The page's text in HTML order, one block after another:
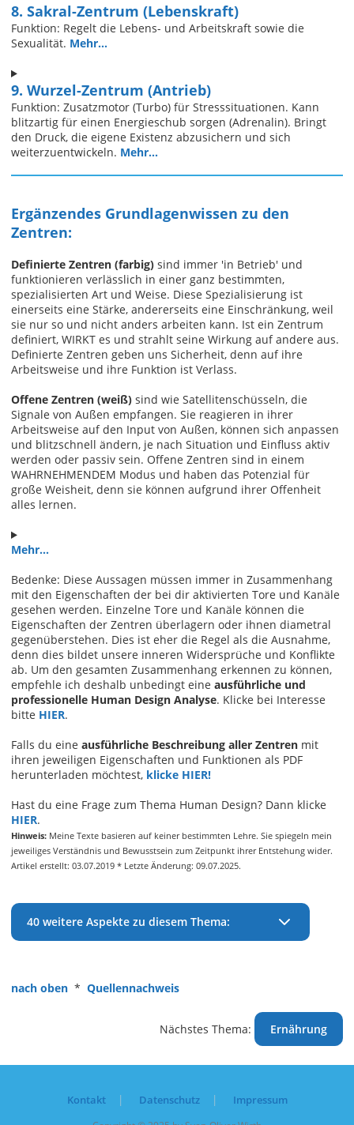
8. Sakral-Zentrum (Lebenskraft)
Funktion: Regelt die Lebens- und Arbeitskraft sowie die
Sexualität. Mehr...
9. Wurzel-Zentrum (Antrieb)
Funktion: Zusatzmotor (Turbo) für Stresssituationen. Kann
blitzartig für einen Energieschub sorgen (Adrenalin). Bringt
den Druck, die eigene Existenz abzusichern und sich
weiterzuentwickeln. Mehr...
Ergänzendes Grundlagenwissen zu den
Zentren:
Definierte Zentren (farbig) sind immer 'in Betrieb' und
funktionieren verlässlich in einer ganz bestimmten,
spezialisierten Art und Weise. Diese Spezialisierung ist
einerseits eine Stärke, andererseits eine Einschränkung, weil
sie nur so und nicht anders arbeiten kann. Ist ein Zentrum
definiert, WIRKT es und strahlt seine Wirkung auf andere aus.
Definierte Zentren geben uns Sicherheit, denn auf ihre
Arbeitsweise und ihre Funktion ist Verlass.
Offene Zentren (weiß) sind wie Satellitenschüsseln, die
Signale von Außen empfangen. Sie reagieren in ihrer
Arbeitsweise auf den Input von Außen, können sich anpassen
und blitzschnell ändern, je nach Situation und Einfluss aktiv
werden oder passiv sein. Offene Zentren sind in einem
WAHRNEHMENDEM Modus und haben das Potenzial für
große Weisheit, denn sie können aufgrund ihrer Offenheit
alles lernen.
Mehr...
Bedenke: Diese Aussagen müssen immer in Zusammenhang
mit den Eigenschaften der bei dir aktivierten Tore und Kanäle
gesehen werden. Einzelne Tore und Kanäle können die
Eigenschaften der Zentren überlagern oder ihnen diametral
gegenüberstehen. Dies ist eher die Regel als die Ausnahme,
denn dies bildet unsere inneren Widersprüche und Konflikte
ab. Um den gesamten Zusammenhang erkennen zu können,
empfehle ich deshalb unbedingt eine ausführliche und
professionelle Human Design Analyse. Klicke bei Interesse
bitte HIER.
Falls du eine ausführliche Beschreibung aller Zentren mit
ihren jeweiligen Eigenschaften und Funktionen als PDF
herunterladen möchtest, klicke HIER!
Hast du eine Frage zum Thema Human Design? Dann klicke
HIER.
Hinweis: Meine Texte basieren auf keiner bestimmten Lehre. Sie spiegeln mein
jeweiliges Verständnis und Bewusstsein zum Zeitpunkt ihrer Entstehung wider.
Artikel erstellt: 03.07.2019 * Letzte Änderung: 09.07.2025.
40 weitere Aspekte zu diesem Thema:
nach oben * Quellennachweis
Nächstes Thema: Ernährung
Kontakt Datenschutz Impressum